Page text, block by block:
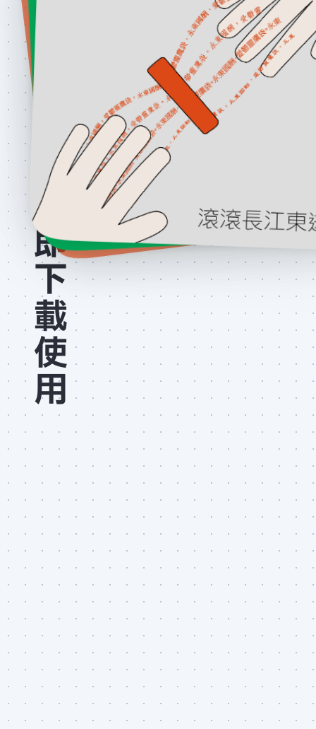
字
體
閱
後
立
即
下
載
使
用